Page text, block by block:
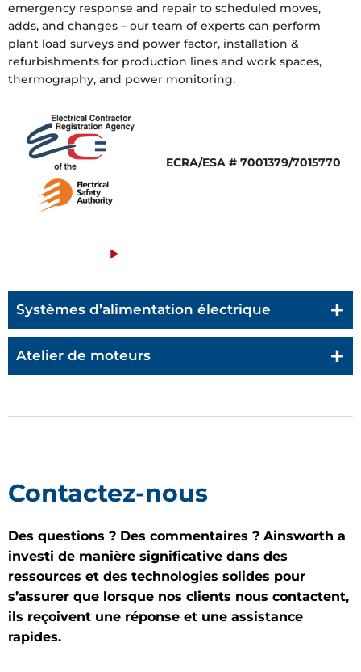
emergency response and repair to scheduled moves,
adds, and changes – our team of experts can perform
plant load surveys and power factor, installation &
refurbishments for production lines and work spaces,
thermography, and power monitoring.
ECRA/ESA # 7001379/7015770
Systèmes d’alimentation électrique
Atelier de moteurs
Contactez-nous
Des questions ? Des commentaires ? Ainsworth a
investi de manière significative dans des
ressources et des technologies solides pour
s’assurer que lorsque nos clients nous contactent,
ils reçoivent une réponse et une assistance
rapides.